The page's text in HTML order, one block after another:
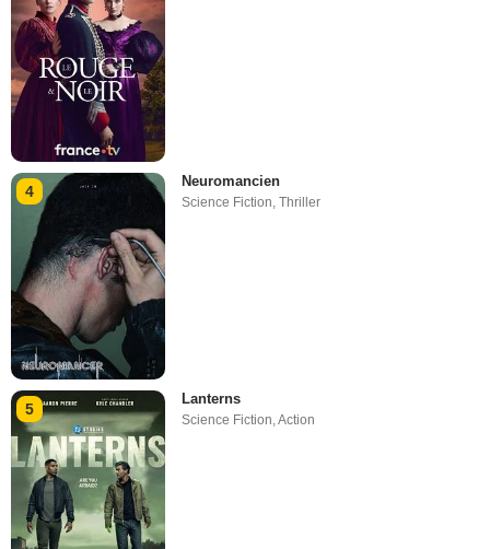
4
Neuromancien
Science Fiction,Thriller
5
Lanterns
Science Fiction ,Action